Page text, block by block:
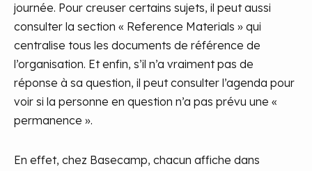
journée. Pour creuser certains sujets, il peut aussi
consulter la section « Reference Materials » qui
centralise tous les documents de référence de
l’organisation. Et enfin, s’il n’a vraiment pas de
réponse à sa question, il peut consulter l’agenda pour
voir si la personne en question n’a pas prévu une «
permanence ».
En effet, chez Basecamp, chacun affiche dans